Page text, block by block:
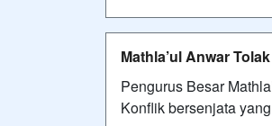
Mathla’ul Anwar
Pengurus Besar
Konflik bersenjata